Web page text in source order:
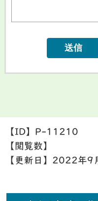
【ID】 P-11210
【閲覧数】
【更新日】 2022年9